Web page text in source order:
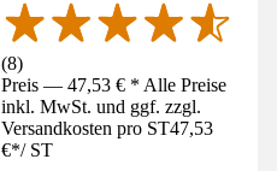
(8)
Preis — 47,53 € * Alle Preise
inkl. MwSt. und ggf. zzgl.
Versandkosten pro ST47,53
€*/ ST